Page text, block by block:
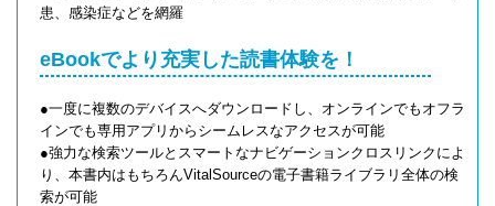
患、感染症などを網羅
eBookでより充実した読書体験を！
●一度に複数のデバイスへダウンロードし、オンラインでもオフラ
インでも専用アプリからシームレスなアクセスが可能
●強力な検索ツールとスマートなナビゲーションクロスリンクによ
り、本書内はもちろんVitalSourceの電子書籍ライブラリ全体の検
索が可能